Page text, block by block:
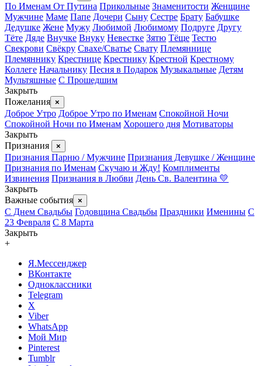
По Именам От Путина Прикольные Знаменитости Женщине
Мужчине Маме Папе Дочери Сыну Сестре Брату Бабушке
Дедушке Жене Мужу Любимой Любимому Подруге Другу
Тёте Дяде Внучке Внуку Невестке Зятю Тёще Тестю
Свекрови Свёкру Свахе/Сватье Свату Племяннице
Племяннику Крестнице Крестнику Крестной Крестному
Коллеге Начальнику Песня в Подарок Музыкальные Детям
Мультяшные С Прошедшим
Закрыть
Пожелания ×
Доброе Утро Доброе Утро по Именам Спокойной Ночи
Спокойной Ночи по Именам Хорошего дня Мотиваторы
Закрыть
Признания
×
Признания Парню / Мужчине Признания Девушке / Женщине
Признания по Именам Скучаю и Жду! Комплименты
Извинения Признания в Любви День Св. Валентина 💛
Закрыть
Важные события ×
С Днем Свадьбы Годовщина Свадьбы Праздники Именины С
23 Февраля С 8 Марта
Закрыть
+
Я.Мессенджер
ВКонтакте
Одноклассники
Telegram
X
Viber
WhatsApp
Мой Мир
Pinterest
Tumblr